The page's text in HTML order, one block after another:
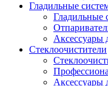
Гладильные
Гладильные
Аксессуары
Стеклоочистители
Аксессуары